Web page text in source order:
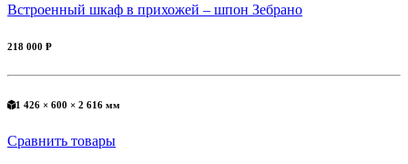
Встроенный шкаф в прихожей – шпон Зебрано
218 000 Ᵽ
1 426 × 600 × 2 616 мм
Сравнить товары